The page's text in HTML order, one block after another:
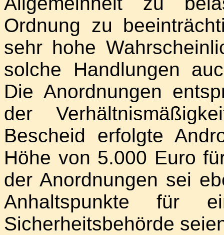
Ordnung zu
sehr hohe
solche Handlungen
Die Anordnungen
der
Bescheid erfolgte
Höhe von 5.000 Euro
der Anordnungen sei
Anhaltspunkte für
Sicherheitsbehörde